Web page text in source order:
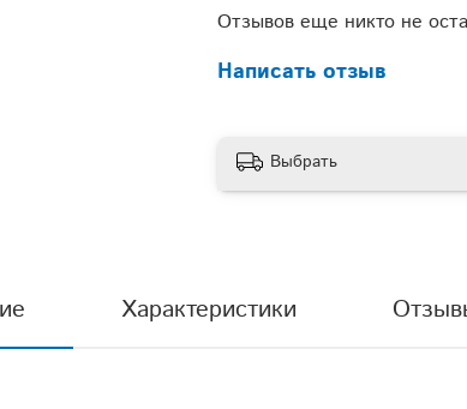
Гофрорукав -Нет
3-слойный
Антивозвратный
Отзывов еще никто не
Написать отзыв
Выбрать
Характеристики